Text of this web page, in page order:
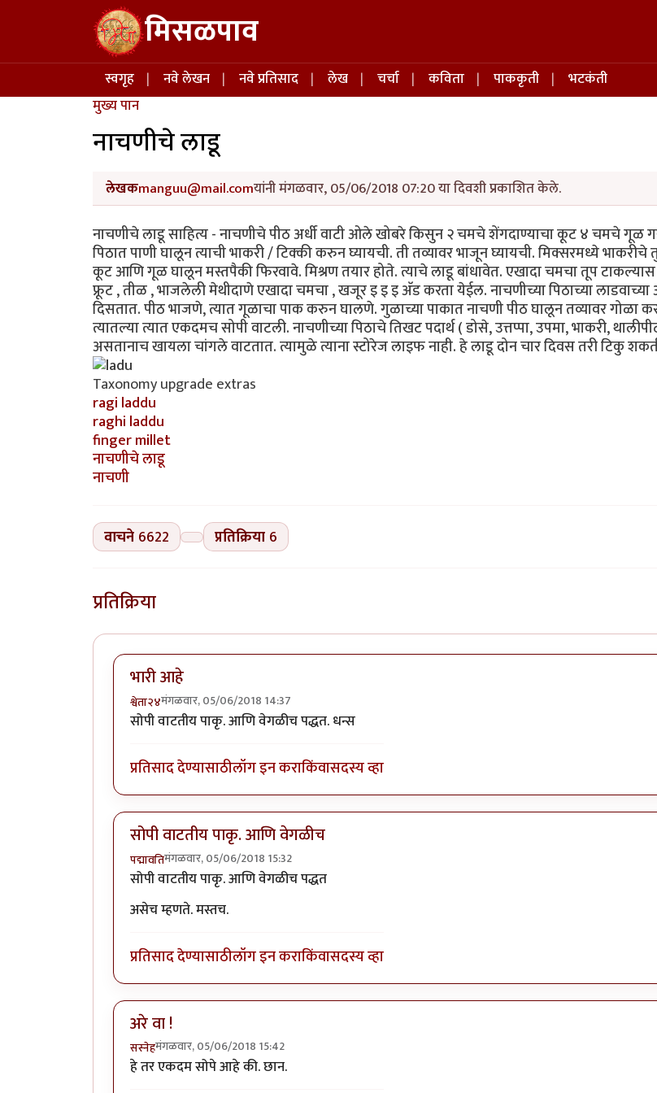
Skip to main content मिसळपाव
Main navigation
स्वगृह नवे लेखन नवे प्रतिसाद लेख चर्चा कविता पाककृती
भटकंती
मुख्य पान
नाचणीचे लाडू
लेखकmanguu@mail.comयांनी मंगळवार, 05/06/2018 07:20 या दिवशी प्रकाशित केले.
नाचणीचे लाडू साहित्य - नाचणीचे पीठ अर्धी वाटी ओले खोबरे किसुन २ चमचे शेंगदाण्याचा कूट ४ चमचे गूळ
पिठात पाणी घालून त्याची भाकरी / टिक्की करुन घ्यायची. ती तव्यावर भाजून घ्यायची. मिक्सरमध्ये
कूट आणि गूळ घालून मस्तपैकी फिरवावे. मिश्रण तयार होते. त्याचे लाडू बांधावेत. एखादा चमचा तूप
फ्रूट , तीळ , भाजलेली मेथीदाणे एखादा चमचा , खजूर इ इ इ अ‍ॅड करता येईल. नाचणीच्या पिठाच्या
दिसतात. पीठ भाजणे, त्यात गूळाचा पाक करुन घालणे. गुळाच्या पाकात नाचणी पीठ घालून तव्यावर गोळा
त्यातल्या त्यात एकदमच सोपी वाटली. नाचणीच्या पिठाचे तिखट पदार्थ ( डोसे, उत्तप्पा, उपमा, भाकरी,
असतानाच खायला चांगले वाटतात. त्यामुळे त्याना स्टोरेज लाइफ नाही. हे लाडू दोन चार दिवस तरी टिकु
Taxonomy upgrade extras
ragi laddu
raghi laddu
finger millet
नाचणीचे लाडू
नाचणी
वाचने 6622 प्रतिक्रिया 6
प्रतिक्रिया
भारी आहे
श्वेता२४मंगळवार, 05/06/2018 14:37
सोपी वाटतीय पाकृ. आणि वेगळीच पद्धत. धन्स
प्रतिसाद देण्यासाठीलॉग इन कराकिंवासदस्य व्हा
सोपी वाटतीय पाकृ. आणि वेगळीच
पद्मावतिमंगळवार, 05/06/2018 15:32
सोपी वाटतीय पाकृ. आणि वेगळीच पद्धत
असेच म्हणते. मस्तच.
प्रतिसाद देण्यासाठीलॉग इन कराकिंवासदस्य व्हा
अरे वा !
सस्नेहमंगळवार, 05/06/2018 15:42
हे तर एकदम सोपे आहे की. छान.